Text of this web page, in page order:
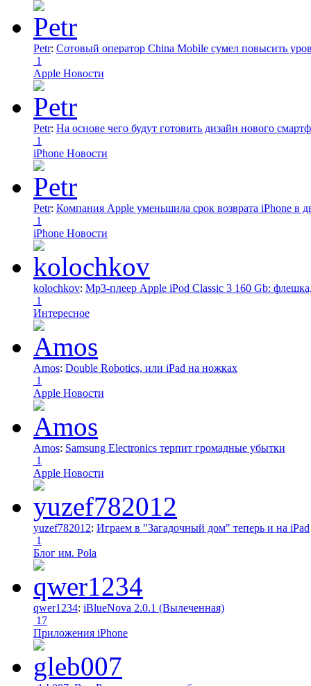
Petr: Сотовый оператор China Mobile сумел повысить
1
Apple Новости
Petr: На основе чего будут готовить дизайн нового
1
iPhone Новости
Petr: Компания Apple уменьшила срок возврата iPhone в
1
iPhone Новости
kolochkov: Mp3-плеер Apple iPod Classic 3 160 Gb:
1
Интересное
Amos: Double Robotics, или iPad на ножках
1
Apple Новости
Amos: Samsung Electronics терпит громадные убытки
1
Apple Новости
yuzef782012: Играем в "Загадочный дом" теперь и на iPad
1
Блог им. Pola
qwer1234: iBlueNova 2.0.1 (Вылеченная)
17
Приложения iPhone